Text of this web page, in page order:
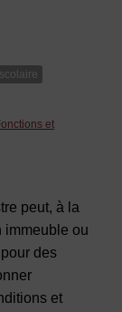
et
peut, à la
immeuble ou
des
et